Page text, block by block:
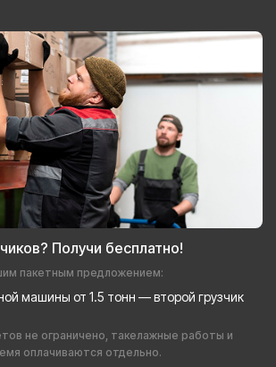
Получи бесплатно!
пакетным предложением:
машины от 1.5 тонн — второй грузчик
не ограничено, такелажные работы и
оплачиваются отдельно.